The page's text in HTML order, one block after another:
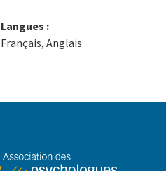
Langues :
Français, Anglais